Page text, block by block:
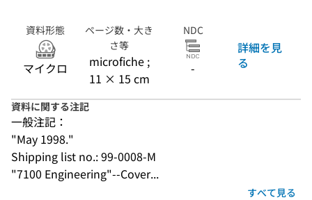
資料形態
マイクロ
ページ数・大き
さ等
microfiche ;
11 × 15 cm
NDC
-
詳細を見
る
資料に関する注記
一般注記：
"May 1998."
Shipping list no.: 99-0008-M
"7100 Engineering"--Cover...
すべて見る